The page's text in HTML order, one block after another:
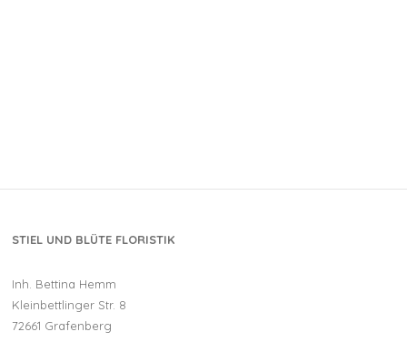
STIEL UND BLÜTE FLORISTIK
Inh. Bettina Hemm
Kleinbettlinger Str. 8
72661 Grafenberg